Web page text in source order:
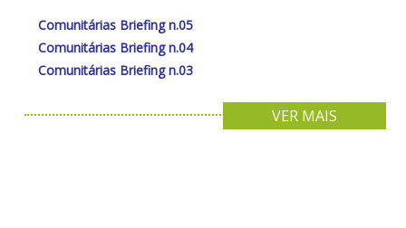
Comunitárias Briefing n.05
Comunitárias Briefing n.04
Comunitárias Briefing n.03
VER MAIS